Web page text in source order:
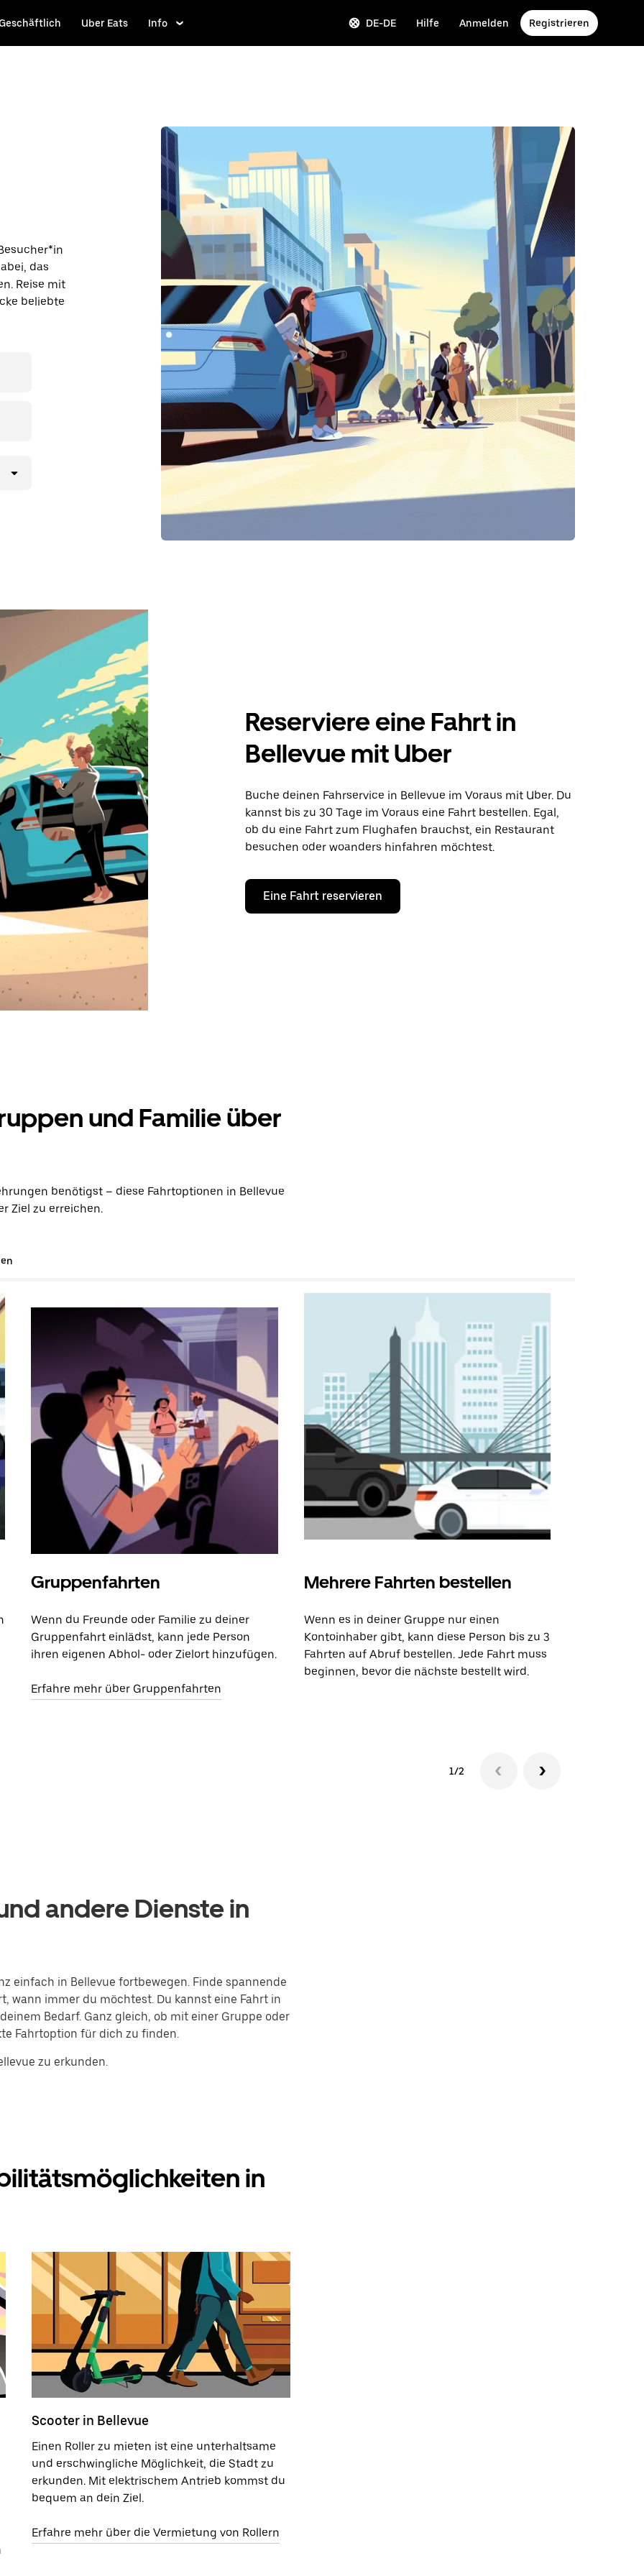
Uber Eats Info DE-DE Hilfe Anmelden Registrieren
das
Reise mit
beliebte
Reserviere eine Fahrt in
Bellevue mit Uber
Buche deinen Fahrservice in Bellevue im Voraus mit Uber. Du
kannst bis zu 30 Tage im Voraus eine Fahrt bestellen. Egal,
ob du eine Fahrt zum Flughafen brauchst, ein Restaurant
besuchen oder woanders hinfahren möchtest.
Eine Fahrt reservieren
und Familie über
benötigst – diese Fahrtoptionen in Bellevue
Ziel zu erreichen.
Gruppenfahrten
Wenn du Freunde oder Familie zu deiner
Gruppenfahrt einlädst, kann jede Person
ihren eigenen Abhol- oder Zielort hinzufügen.
Erfahre mehr über Gruppenfahrten
Mehrere Fahrten bestellen
Wenn es in deiner Gruppe nur einen
Kontoinhaber gibt, kann diese Person bis zu 3
Fahrten auf Abruf bestellen. Jede Fahrt muss
beginnen, bevor die nächste bestellt wird.
1/2
andere Dienste in
einfach in Bellevue fortbewegen. Finde spannende
wann immer du möchtest. Du kannst eine Fahrt in
Bedarf. Ganz gleich, ob mit einer Gruppe oder
Fahrtoption für dich zu finden.
zu erkunden.
in
Scooter in Bellevue
Einen Roller zu mieten ist eine unterhaltsame
und erschwingliche Möglichkeit, die Stadt zu
erkunden. Mit elektrischem Antrieb kommst du
bequem an dein Ziel.
Erfahre mehr über die Vermietung von Rollern